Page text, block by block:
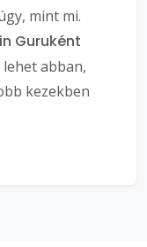
mint mi.
Guruként
abban,
kezekben